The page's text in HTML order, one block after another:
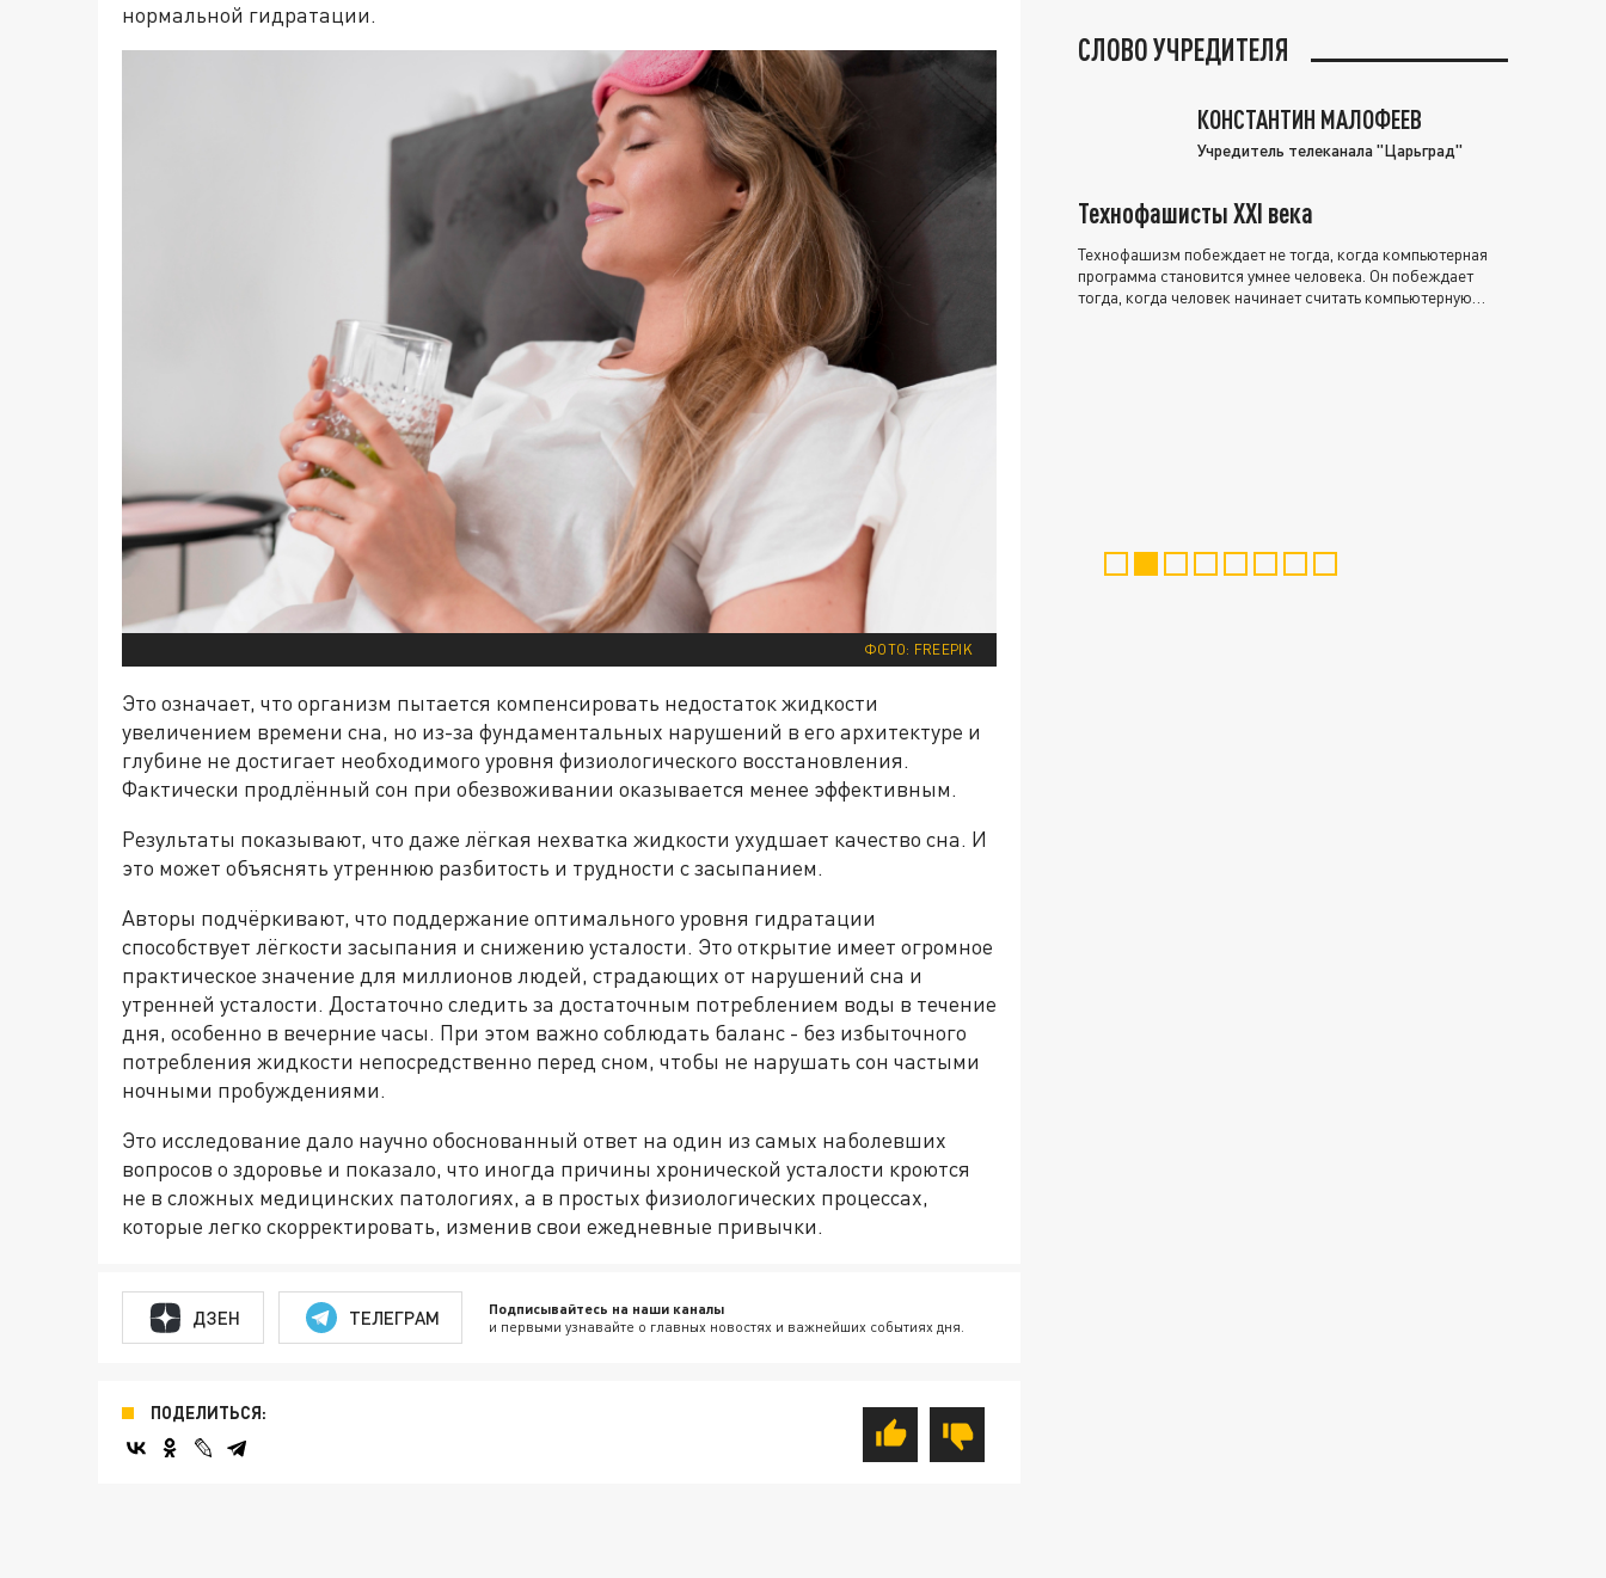
нормальной гидратации.
ФОТО: FREEPIK
Это означает, что организм пытается компенсировать недостаток жидкости
увеличением времени сна, но из-за фундаментальных нарушений в его архитектуре и
глубине не достигает необходимого уровня физиологического восстановления.
Фактически продлённый сон при обезвоживании оказывается менее эффективным.
Результаты показывают, что даже лёгкая нехватка жидкости ухудшает качество сна. И
это может объяснять утреннюю разбитость и трудности с засыпанием.
Авторы подчёркивают, что поддержание оптимального уровня гидратации
способствует лёгкости засыпания и снижению усталости. Это открытие имеет огромное
практическое значение для миллионов людей, страдающих от нарушений сна и
утренней усталости. Достаточно следить за достаточным потреблением воды в течение
дня, особенно в вечерние часы. При этом важно соблюдать баланс - без избыточного
потребления жидкости непосредственно перед сном, чтобы не нарушать сон частыми
ночными пробуждениями.
Это исследование дало научно обоснованный ответ на один из самых наболевших
вопросов о здоровье и показало, что иногда причины хронической усталости кроются
не в сложных медицинских патологиях, а в простых физиологических процессах,
которые легко скорректировать, изменив свои ежедневные привычки.
ДЗЕН ТЕЛЕГРАМ Подписывайтесь на наши каналы
и первыми узнавайте о главных новостях и важнейших событиях дня.
ПОДЕЛИТЬСЯ:
СЛОВО УЧРЕДИТЕЛЯ
КОНСТАНТИН МАЛОФЕЕВ
Учредитель телеканала "Царьград"
Технофашисты XXI века
Технофашизм побеждает не тогда, когда компьютерная
программа становится умнее человека. Он побеждает
тогда, когда человек начинает считать компьютерную